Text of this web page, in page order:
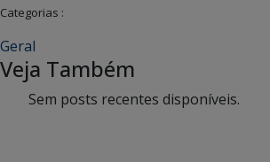
Categorias :
Geral
Veja Também
Sem posts recentes disponíveis.